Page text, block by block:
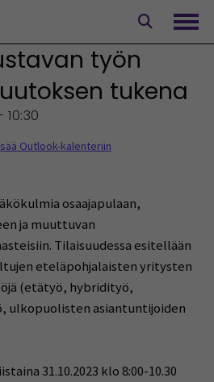
työn
tukena
10:30
Outlook-kalenteriin
osaajapulaan,
ja muuttuvan
Tilaisuudessa esitellään
eteläpohjalaisten yritysten
(etätyö, hybridityö,
ulkopuolisten asiantuntijoiden
31.10.2023 klo 8:00-10.30